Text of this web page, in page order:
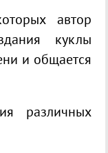
автор
куклы
и общается
различных